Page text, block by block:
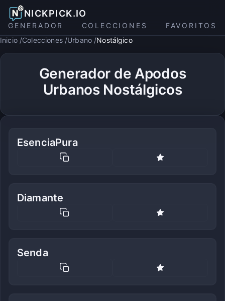
NICKPICK.IO
GENERADOR COLECCIONES
FAVORITOS
Inicio Colecciones Urbano Nostálgico
Generador de Apodos
Urbanos Nostálgicos
EsenciaPura
Diamante
Senda